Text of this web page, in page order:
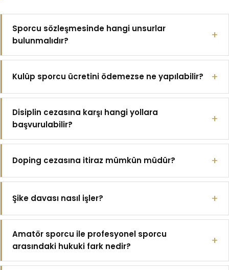
Sporcu sözleşmesinde hangi unsurlar
bulunmalıdır?
Kulüp sporcu ücretini ödemezse ne yapılabilir?
Disiplin cezasına karşı hangi yollara
başvurulabilir?
Doping cezasına itiraz mümkün müdür?
Şike davası nasıl işler?
Amatör sporcu ile profesyonel sporcu
arasındaki hukuki fark nedir?